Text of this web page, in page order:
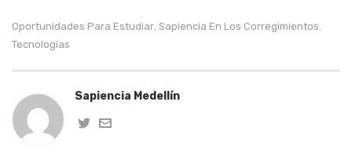
Oportunidades Para Estudiar, Sapiencia En Los Corregimientos,
Tecnologías
Sapiencia Medellín